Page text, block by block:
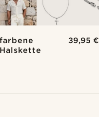
39,95 €